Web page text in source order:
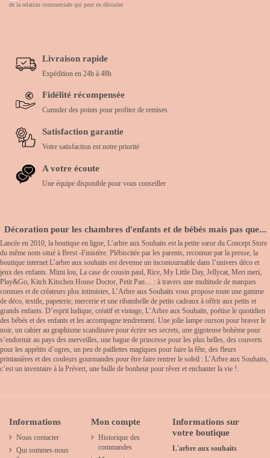
de la relation commerciale qui peut en découler.
Livraison rapide
Expédition en 24h à 48h
Fidélité récompensée
Cumuler des points pour profiter de remises
Satisfaction garantie
Votre satisfaction est notre priorité
A votre écoute
Une équipe disponible pour vous conseiller
Décoration pour les chambres d'enfants et de bébés mais pas que...
Lancée en 2010, la boutique en ligne, L’arbre aux Souhaits est la petite sœur du Concept Store
du même nom situé à Brest -Finistère. Plébiscitée par les parents, reconnue par la presse, la
boutique internet L’arbre aux souhaits est devenue un incontournable dans l’univers déco et
jeux des enfants. Mimi lou, La case de cousin paul, Rice, My Little Day, Jellycat, Meri meri,
Play&Go, Kitch Kitschen House Doctor, Petit Pan… : à travers une multitude de marques
connues et de créateurs plus intimistes, L’Arbre aux Souhaits vous propose toute une gamme
de déco, textile, papeterie, mercerie et une ribambelle de petits cadeaux à offrir aux petits et
grands enfants. D’esprit ludique, créatif et vintage, L’Arbre aux Souhaits, poétise le quotidien
des bébés et des enfants et les accompagne tendrement. Une jolie lampe ourson pour braver le
noir, un cahier au graphisme scandinave pour écrire ses secrets, une gigoteuse bohème pour
s’endormir au pays des merveilles, une bague de princesse pour les plus belles, des couverts
pour les appétits d’ogres, un peu de paillettes magiques pour faire la fête, des fleurs
printanières et des couleurs gourmandes pour être faire rentrer le soleil : L’Arbre aux Souhaits,
c’est un inventaire à la Prévert, une bulle de bonheur pour rêver et enchanter la vie !.
Informations
Nous contacter
Qui sommes-nous
Mon compte
Historique des
commandes
Informations sur
votre boutique
L'arbre aux souhaits